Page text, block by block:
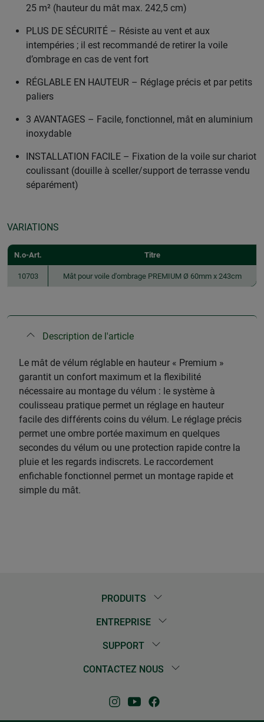
25 m² (hauteur du mât max. 242,5 cm)
PLUS DE SÉCURITÉ – Résiste au vent et aux
intempéries ; il est recommandé de retirer la voile
d’ombrage en cas de vent fort
RÉGLABLE EN HAUTEUR – Réglage précis et par petits
paliers
3 AVANTAGES – Facile, fonctionnel, mât en aluminium
inoxydable
INSTALLATION FACILE – Fixation de la voile sur chariot
coulissant (douille à sceller/support de terrasse vendu
séparément)
VARIATIONS
N.o-Art. Titre
10703 Mât pour voile d'ombrage PREMIUM Ø 60mm x 243cm
Description de l'article
Le mât de vélum réglable en hauteur « Premium »
garantit un confort maximum et la flexibilité
nécessaire au montage du vélum : le système à
coulisseau pratique permet un réglage en hauteur
facile des différents coins du vélum. Le réglage précis
permet une ombre portée maximum en quelques
secondes du vélum ou une protection rapide contre la
pluie et les regards indiscrets. Le raccordement
enfichable fonctionnel permet un montage rapide et
simple du mât.
PRODUITS
ENTREPRISE
SUPPORT
CONTACTEZ NOUS